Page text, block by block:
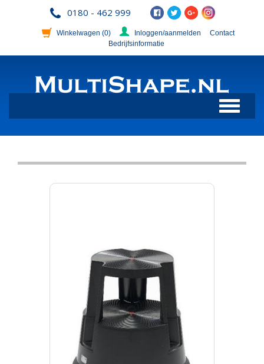
0180 - 462 999
Winkelwagen (0) Inloggen/aanmelden
Contact
Bedrijfsinformatie
Toggle
navigation